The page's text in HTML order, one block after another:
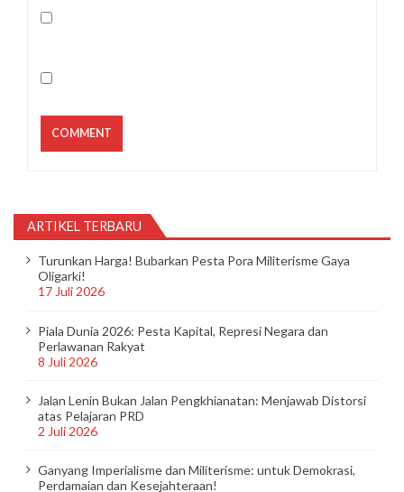
ARTIKEL TERBARU
Turunkan Harga! Bubarkan Pesta Pora Militerisme Gaya
Oligarki!
17 Juli 2026
Piala Dunia 2026: Pesta Kapital, Represi Negara dan
Perlawanan Rakyat
8 Juli 2026
Jalan Lenin Bukan Jalan Pengkhianatan: Menjawab Distorsi
atas Pelajaran PRD
2 Juli 2026
Ganyang Imperialisme dan Militerisme: untuk Demokrasi,
Perdamaian dan Kesejahteraan!